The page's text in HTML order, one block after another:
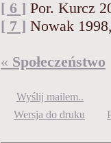
[ 6 ] Por. Kurcz
[ 7 ] Nowak
« Społeczeństwo
Wyślij mailem..
Wersja do druku